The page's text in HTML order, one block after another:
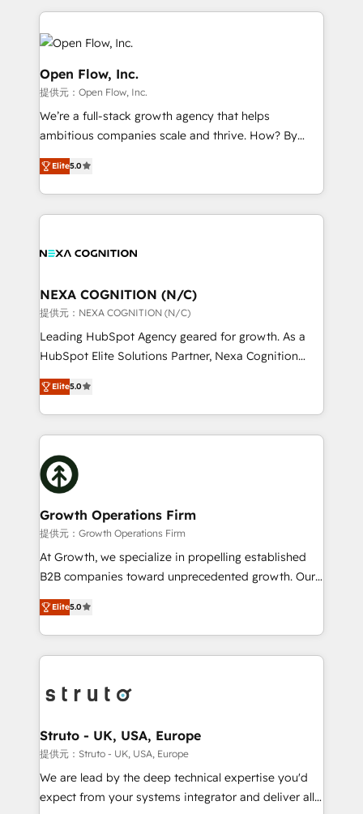
HIPAA-aware; CASL-compliant; GDPR-ready
Clients Choose Us: Elite Partner; technical, fast, and
built to scale.
HubSpot CRM platform across client organizations.
Our vertical market expertise includes
industrial/manufacturing, professional services,
architecture/engineering/construction (AEC),
distribution, commercial real estate, technology,
finserv/fintech, IT managed services, transportation
& logistics, energy/solar, staffing and recruiting,
media, healthcare and government contractors. Our
scope of services encompasses Platform Solutions,
standards.
Open Flow, Inc.
提供元：Open Flow, Inc.
We’re a full-stack growth agency that helps
ambitious companies scale and thrive. How? By
upgrading and streamlining every single revenue-
generating aspect of your business. We’re proud
HubSpot Elite Solutions Partners and devout CRM
nerds who can harness HubSpot’s custom digital
experience. Working hand-in-hand with your team,
traffic, generates better leads and crushes your
revenue goals. We've worked with thousands of
HubSpot customers and we'd love to work with you
too! Clients come to us for: Advanced CRM solutions
HubSpot Data System Migrations between systems
to HubSpot New lead generation strategies Time-
website development Award-winning creative
design We live and breathe HubSpot and are ready
Elite5.0
NEXA COGNITION (N/C)
提供元：NEXA COGNITION (N/C)
Leading HubSpot Agency geared for growth. As a
HubSpot Elite Solutions Partner, Nexa Cognition
ranks in the top 1% of global HubSpot Partners and
has been one of the longest-standing partners since
2012. We empower businesses to harness the full
potential of HubSpot by combining strategic
insights with technical excellence, we deliver
bespoke HubSpot solutions tailored to drive
measurable growth and operational efficiency. Why
Choose Nexa Cognition? 🚀 HubSpot Expertise: Our
certified team specialises in CRM implementation,
marketing automation, and revenue operations. 🤝
Custom Solutions: From onboarding and
HubSpot with your business needs. 🌟 Proven
Results: We’ve helped businesses of all sizes
Packages: Choose ongoing support or project-based
solutions. We offer service packages designed to fit
Elite5.0
Growth Operations Firm
提供元：Growth Operations Firm
At Growth, we specialize in propelling established
B2B companies toward unprecedented growth. Our
focus is on fine-tuning and enhancing your growth,
sales, and marketing operations. Unlike conventional
marketing agencies, we dive deep into the
operational aspects of your business, ensuring that
functioning optimally. With our expertise in leading
wealth of knowledge and experience to the table.
Our strategies are tailored to your business's unique
needs, ensuring a personalized approach that aligns
with your growth objectives.
Elite5.0
Struto - UK, USA, Europe
提供元：Struto - UK, USA, Europe
We are lead by the deep technical expertise you'd
expect from your systems integrator and deliver all